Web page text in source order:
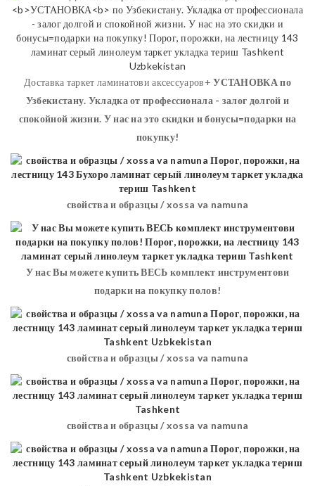
Доставка таркет ламинатови аксессуаров+УСТАНОВКАпо
Узбекистану. Укладка от профессионала - залог долгой и
спокойной жизни. У нас на это скидки и бонусы=подарки на
покупку!
свойства и образцы / xossa va namuna
У нас Вы можете купить ВЕСЬ комплект инструментови
подарки на покупку полов!
свойства и образцы / xossa va namuna
свойства и образцы / xossa va namuna